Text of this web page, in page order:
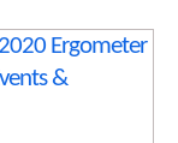
Ergometer
&